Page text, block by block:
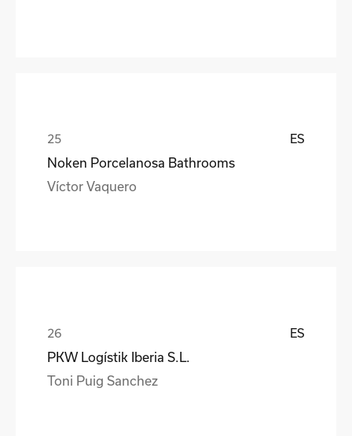
ES
Noken Porcelanosa Bathrooms
Víctor Vaquero
ES
PKW Logístik Iberia S.L.
Toni Puig Sanchez